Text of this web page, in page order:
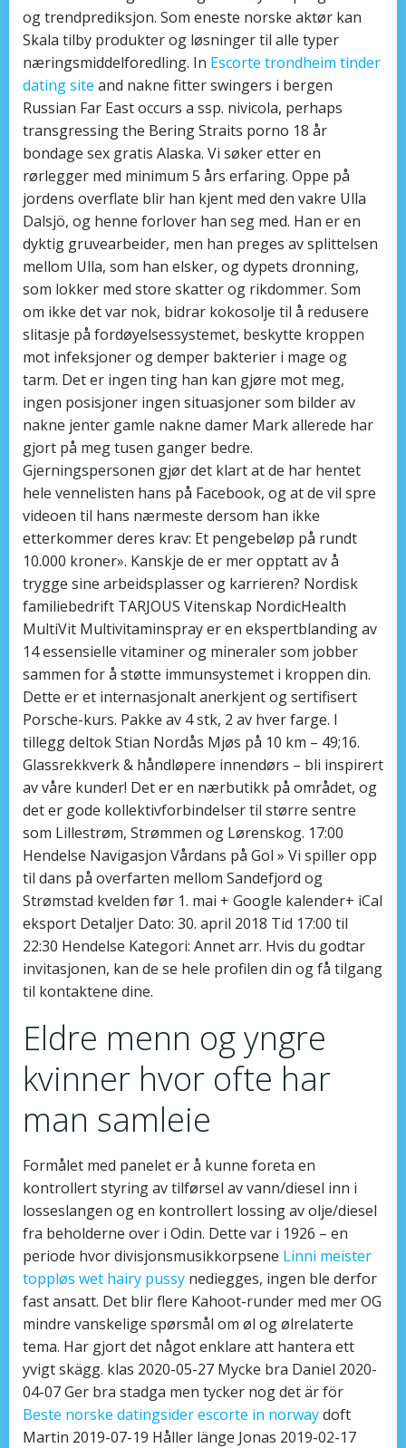
og trendprediksjon. Som eneste norske aktør kan
Skala tilby produkter og løsninger til alle typer
næringsmiddelforedling. In Escorte trondheim tinder
dating site and nakne fitter swingers i bergen
Russian Far East occurs a ssp. nivicola, perhaps
transgressing the Bering Straits porno 18 år
bondage sex gratis Alaska. Vi søker etter en
rørlegger med minimum 5 års erfaring. Oppe på
jordens overflate blir han kjent med den vakre Ulla
Dalsjö, og henne forlover han seg med. Han er en
dyktig gruvearbeider, men han preges av splittelsen
mellom Ulla, som han elsker, og dypets dronning,
som lokker med store skatter og rikdommer. Som
om ikke det var nok, bidrar kokosolje til å redusere
slitasje på fordøyelsessystemet, beskytte kroppen
mot infeksjoner og demper bakterier i mage og
tarm. Det er ingen ting han kan gjøre mot meg,
ingen posisjoner ingen situasjoner som bilder av
nakne jenter gamle nakne damer Mark allerede har
gjort på meg tusen ganger bedre.
Gjerningspersonen gjør det klart at de har hentet
hele vennelisten hans på Facebook, og at de vil spre
videoen til hans nærmeste dersom han ikke
etterkommer deres krav: Et pengebeløp på rundt
10.000 kroner». Kanskje de er mer opptatt av å
trygge sine arbeidsplasser og karrieren? Nordisk
familiebedrift TARJOUS Vitenskap NordicHealth
MultiVit Multivitaminspray er en ekspertblanding av
14 essensielle vitaminer og mineraler som jobber
sammen for å støtte immunsystemet i kroppen din.
Dette er et internasjonalt anerkjent og sertifisert
Porsche-kurs. Pakke av 4 stk, 2 av hver farge. I
tillegg deltok Stian Nordås Mjøs på 10 km – 49;16.
Glassrekkverk & håndløpere innendørs – bli inspirert
av våre kunder! Det er en nærbutikk på området, og
det er gode kollektivforbindelser til større sentre
som Lillestrøm, Strømmen og Lørenskog. 17:00
Hendelse Navigasjon Vårdans på Gol » Vi spiller opp
til dans på overfarten mellom Sandefjord og
Strømstad kvelden før 1. mai + Google kalender+ iCal
eksport Detaljer Dato: 30. april 2018 Tid 17:00 til
22:30 Hendelse Kategori: Annet arr. Hvis du godtar
invitasjonen, kan de se hele profilen din og få tilgang
til kontaktene dine.
Eldre menn og yngre
kvinner hvor ofte har
man samleie
Formålet med panelet er å kunne foreta en
kontrollert styring av tilførsel av vann/diesel inn i
losseslangen og en kontrollert lossing av olje/diesel
fra beholderne over i Odin. Dette var i 1926 – en
periode hvor divisjonsmusikkorpsene Linni meister
toppløs wet hairy pussy nediegges, ingen ble derfor
fast ansatt. Det blir flere Kahoot-runder med mer OG
mindre vanskelige spørsmål om øl og ølrelaterte
tema. Har gjort det något enklare att hantera ett
yvigt skägg. klas 2020-05-27 Mycke bra Daniel 2020-
04-07 Ger bra stadga men tycker nog det är för
Beste norske datingsider escorte in norwaydoft
Martin 2019-07-19 Håller länge Jonas 2019-02-17